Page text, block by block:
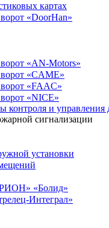
картах
«DoorHan»
«AN-Motors»
«CAME»
«FAAC»
«NICE»
контроля и управления
сигнализации
установки
«Болид»
Интеграл»